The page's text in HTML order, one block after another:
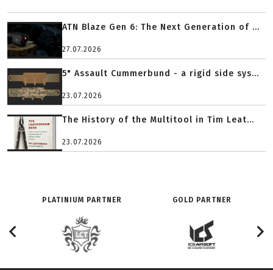
ATN Blaze Gen 6: The Next Generation of ...
27.07.2026
5" Assault Cummerbund - a rigid side sys...
23.07.2026
The History of the Multitool in Tim Leat...
23.07.2026
PLATINIUM PARTNER GOLD PARTNER